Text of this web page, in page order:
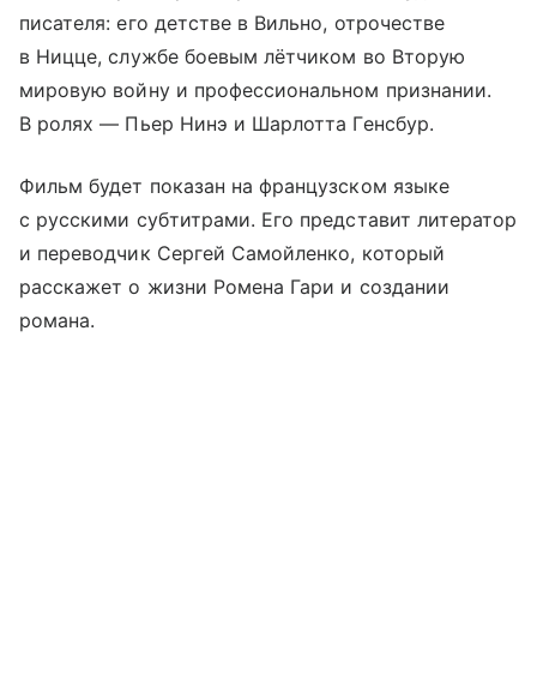
писателя: его детстве в Вильно, отрочестве
в Ницце, службе боевым лётчиком во Вторую
мировую войну и профессиональном признании.
В ролях — Пьер Нинэ и Шарлотта Генсбур.
Фильм будет показан на французском языке
с русскими субтитрами. Его представит литератор
и переводчик Сергей Самойленко, который
расскажет о жизни Ромена Гари и создании
романа.